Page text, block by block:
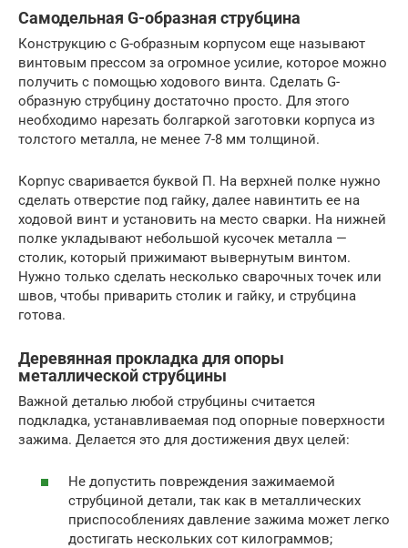
Самодельная G-образная струбцина
Конструкцию с G-образным корпусом еще называют
винтовым прессом за огромное усилие, которое можно
получить с помощью ходового винта. Сделать G-
образную струбцину достаточно просто. Для этого
необходимо нарезать болгаркой заготовки корпуса из
толстого металла, не менее 7-8 мм толщиной.
Корпус сваривается буквой П. На верхней полке нужно
сделать отверстие под гайку, далее навинтить ее на
ходовой винт и установить на место сварки. На нижней
полке укладывают небольшой кусочек металла —
столик, который прижимают вывернутым винтом.
Нужно только сделать несколько сварочных точек или
швов, чтобы приварить столик и гайку, и струбцина
готова.
Деревянная прокладка для опоры
металлической струбцины
Важной деталью любой струбцины считается
подкладка, устанавливаемая под опорные поверхности
зажима. Делается это для достижения двух целей:
Не допустить повреждения зажимаемой
струбциной детали, так как в металлических
приспособлениях давление зажима может легко
достигать нескольких сот килограммов;